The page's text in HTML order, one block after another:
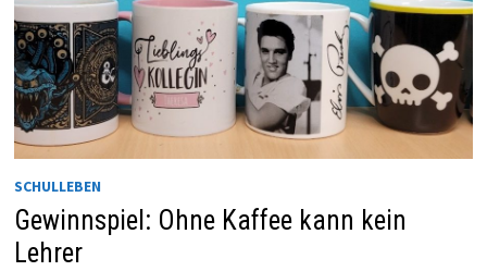
SCHULLEBEN
Gewinnspiel: Ohne Kaffee kann kein
Lehrer